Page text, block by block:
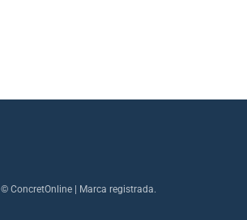
© ConcretOnline | Marca registrada.